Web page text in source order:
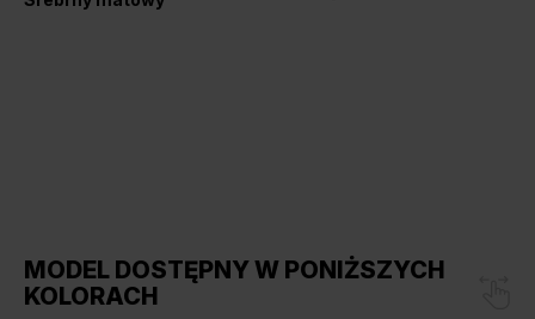
MODEL DOSTĘPNY W PONIŻSZYCH
KOLORACH